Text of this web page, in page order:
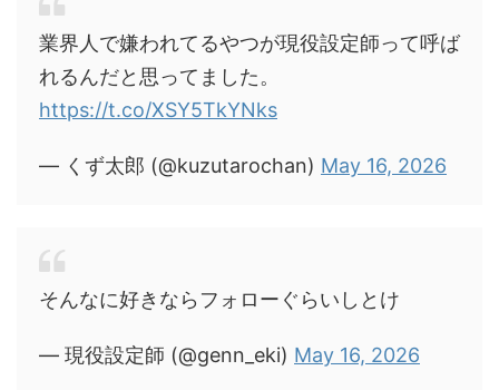
業界人で嫌われてるやつが現役設定師って呼ば
れるんだと思ってました。
https://t.co/XSY5TkYNks
— くず太郎 (@kuzutarochan) May 16, 2026
そんなに好きならフォローぐらいしとけ
— 現役設定師 (@genn_eki) May 16, 2026